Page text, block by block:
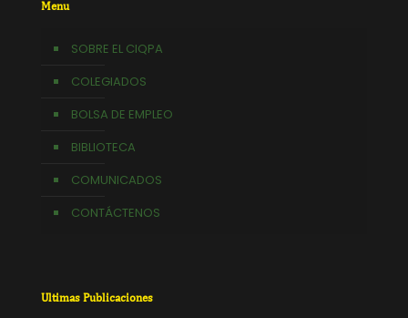
Menu
SOBRE EL CIQPA
COLEGIADOS
BOLSA DE EMPLEO
BIBLIOTECA
COMUNICADOS
CONTÁCTENOS
Ultimas Publicaciones